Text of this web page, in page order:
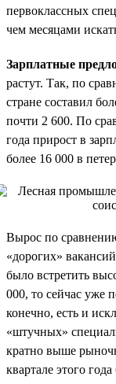
первоклассных
чем месяцами
Зарплатные
растут. Так, по
стране составил
почти 2 600. По
года прирост в
более 16 000 в
Вырос по
«дорогих»
было встретить
000, то сейчас уже
конечно, есть и
«штучных»
кратно выше
квартале этого